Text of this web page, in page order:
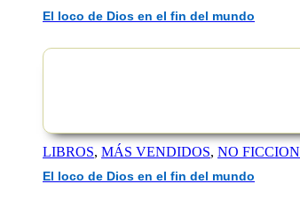
El loco de Dios en el fin del mundo
LIBROS, MÁS VENDIDOS, NO FICCION
El loco de Dios en el fin del mundo